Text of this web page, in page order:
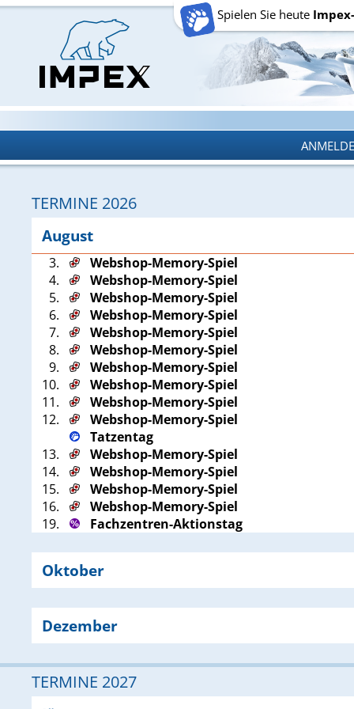
Spielen Sie heute
TERMINE 2026
August
3.
Webshop-Memory-Spiel
4.
Webshop-Memory-Spiel
5.
Webshop-Memory-Spiel
6.
Webshop-Memory-Spiel
7.
Webshop-Memory-Spiel
8.
Webshop-Memory-Spiel
9.
Webshop-Memory-Spiel
10.
Webshop-Memory-Spiel
11.
Webshop-Memory-Spiel
12.
Webshop-Memory-Spiel
Tatzentag
13.
Webshop-Memory-Spiel
14.
Webshop-Memory-Spiel
15.
Webshop-Memory-Spiel
16.
Webshop-Memory-Spiel
19.
Fachzentren-Aktionstag
Oktober
Dezember
TERMINE 2027